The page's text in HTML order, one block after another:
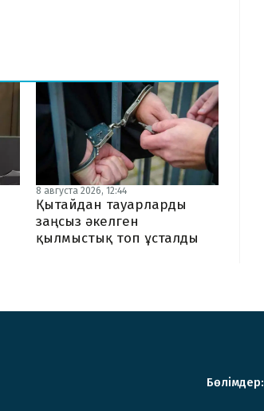
8 августа 2026, 12:44
Қытайдан тауарларды
заңсыз әкелген
қылмыстық топ ұсталды
Бөлімдер: